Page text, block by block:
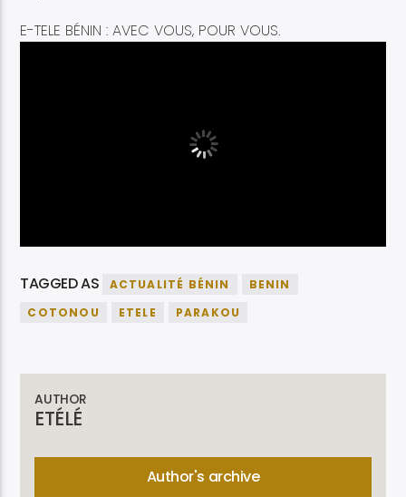
E-TELE BÉNIN : AVEC VOUS, POUR VOUS.
TAGGED AS ACTUALITÉ BÉNIN
BENIN
COTONOU
ETELE PARAKOU
AUTHOR
ETÉLÉ
Author's archive